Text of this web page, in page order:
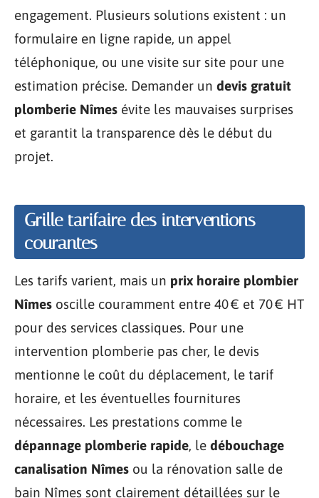
engagement. Plusieurs solutions existent : un
formulaire en ligne rapide, un appel
téléphonique, ou une visite sur site pour une
estimation précise. Demander un devis gratuit
plomberie Nîmes évite les mauvaises surprises
et garantit la transparence dès le début du
projet.
Grille tarifaire des interventions
courantes
Les tarifs varient, mais un prix horaire plombier
Nîmes oscille couramment entre 40 € et 70 € HT
pour des services classiques. Pour une
intervention plomberie pas cher, le devis
mentionne le coût du déplacement, le tarif
horaire, et les éventuelles fournitures
nécessaires. Les prestations comme le
dépannage plomberie rapide, le débouchage
canalisation Nîmes ou la rénovation salle de
bain Nîmes sont clairement détaillées sur le